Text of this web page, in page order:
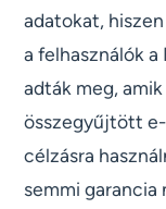
adatokat,
a felhasználók
adták meg,
összegyűjtött
célzásra
semmi garancia